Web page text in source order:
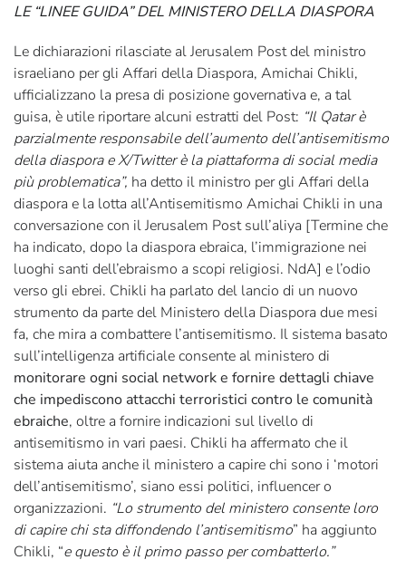
LE “LINEE GUIDA” DEL MINISTERO DELLA DIASPORA
Le dichiarazioni rilasciate al Jerusalem Post del ministro
israeliano per gli Affari della Diaspora, Amichai Chikli,
ufficializzano la presa di posizione governativa e, a tal
guisa, è utile riportare alcuni estratti del Post: “Il Qatar è
parzialmente responsabile dell’aumento dell’antisemitismo
della diaspora e X/Twitter è la piattaforma di social media
più problematica”, ha detto il ministro per gli Affari della
diaspora e la lotta all’Antisemitismo Amichai Chikli in una
conversazione con il Jerusalem Post sull’aliya [Termine che
ha indicato, dopo la diaspora ebraica, l’immigrazione nei
luoghi santi dell’ebraismo a scopi religiosi. NdA] e l’odio
verso gli ebrei. Chikli ha parlato del lancio di un nuovo
strumento da parte del Ministero della Diaspora due mesi
fa, che mira a combattere l’antisemitismo. Il sistema basato
sull’intelligenza artificiale consente al ministero di
monitorare ogni social network e fornire dettagli chiave
che impediscono attacchi terroristici contro le comunità
ebraiche, oltre a fornire indicazioni sul livello di
antisemitismo in vari paesi. Chikli ha affermato che il
sistema aiuta anche il ministero a capire chi sono i ‘motori
dell’antisemitismo’, siano essi politici, influencer o
organizzazioni. “Lo strumento del ministero consente loro
di capire chi sta diffondendo l’antisemitismo” ha aggiunto
Chikli, “e questo è il primo passo per combatterlo.”